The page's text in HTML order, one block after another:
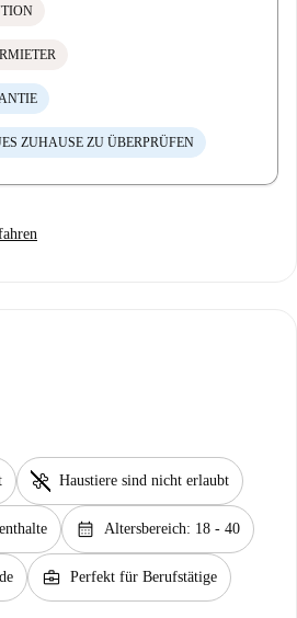
ZUHAUSE ZU ÜBERPRÜFEN
pet_supplies Haustiere sind nicht erlaubt
calendar_month Altersbereich: 18 - 40
business_center Perfekt für Berufstätige